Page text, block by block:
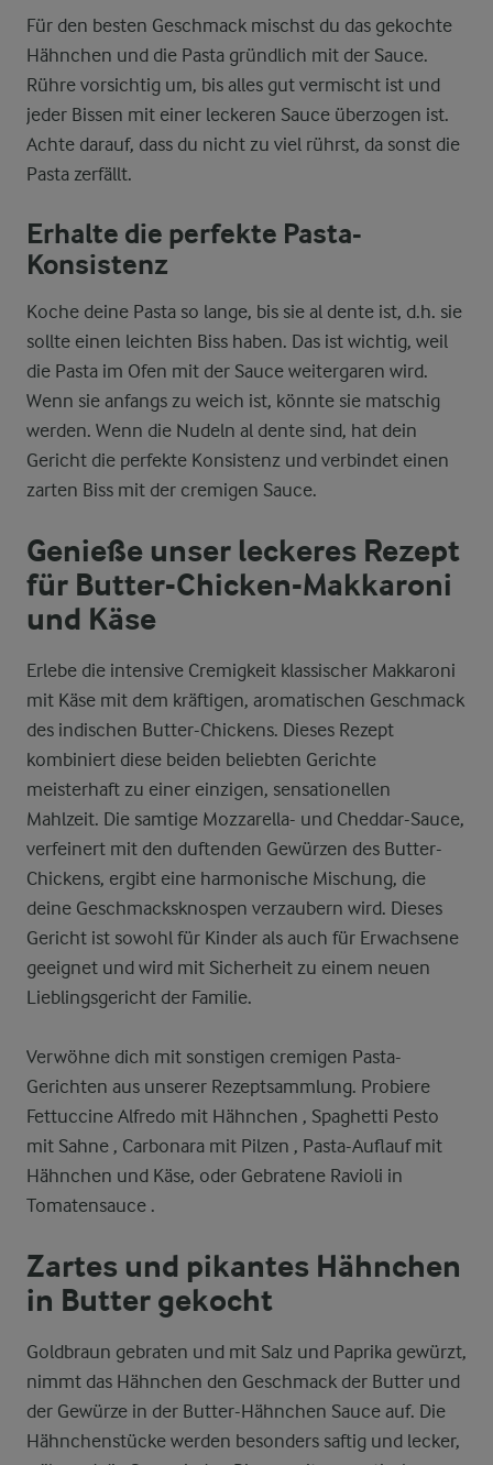
Für den besten Geschmack mischst du das gekochte
Hähnchen und die Pasta gründlich mit der Sauce.
Rühre vorsichtig um, bis alles gut vermischt ist und
jeder Bissen mit einer leckeren Sauce überzogen ist.
Achte darauf, dass du nicht zu viel rührst, da sonst die
Pasta zerfällt.
Erhalte die perfekte Pasta-
Konsistenz
Koche deine Pasta so lange, bis sie al dente ist, d.h. sie
sollte einen leichten Biss haben. Das ist wichtig, weil
die Pasta im Ofen mit der Sauce weitergaren wird.
Wenn sie anfangs zu weich ist, könnte sie matschig
werden. Wenn die Nudeln al dente sind, hat dein
Gericht die perfekte Konsistenz und verbindet einen
zarten Biss mit der cremigen Sauce.
Genieße unser leckeres Rezept
für Butter-Chicken-Makkaroni
und Käse
Erlebe die intensive Cremigkeit klassischer Makkaroni
mit Käse mit dem kräftigen, aromatischen Geschmack
des indischen Butter-Chickens. Dieses Rezept
kombiniert diese beiden beliebten Gerichte
meisterhaft zu einer einzigen, sensationellen
Mahlzeit. Die samtige Mozzarella- und Cheddar-Sauce,
verfeinert mit den duftenden Gewürzen des Butter-
Chickens, ergibt eine harmonische Mischung, die
deine Geschmacksknospen verzaubern wird. Dieses
Gericht ist sowohl für Kinder als auch für Erwachsene
geeignet und wird mit Sicherheit zu einem neuen
Lieblingsgericht der Familie.
Verwöhne dich mit sonstigen cremigen Pasta-
Gerichten aus unserer Rezeptsammlung. Probiere
Fettuccine Alfredo mit Hähnchen , Spaghetti Pesto
mit Sahne , Carbonara mit Pilzen , Pasta-Auflauf mit
Hähnchen und Käse, oder Gebratene Ravioli in
Tomatensauce .
Zartes und pikantes Hähnchen
in Butter gekocht
Goldbraun gebraten und mit Salz und Paprika gewürzt,
nimmt das Hähnchen den Geschmack der Butter und
der Gewürze in der Butter-Hähnchen Sauce auf. Die
Hähnchenstücke werden besonders saftig und lecker,